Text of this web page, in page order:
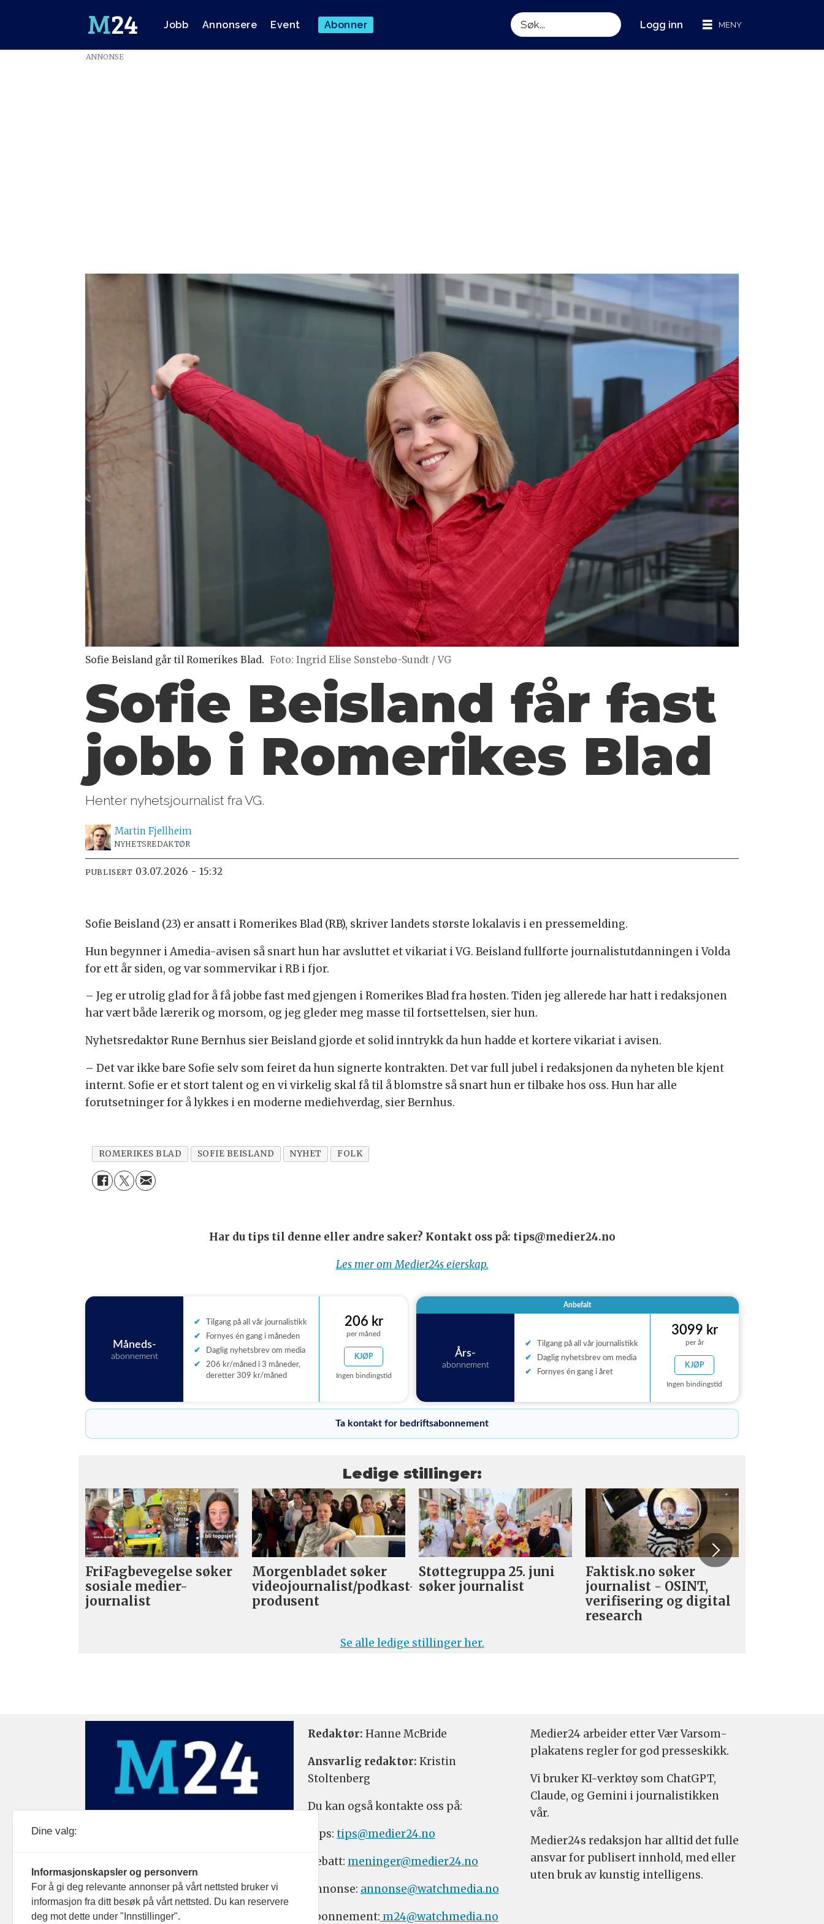
Jobb Annonsere Event Abonner
Søk
Logg inn
ANNONSE
Sofie Beisland går til Romerikes Blad. Foto: Ingrid Elise Sønstebø-Sundt / VG
Sofie Beisland får fast
jobb i Romerikes Blad
Henter nyhetsjournalist fra VG.
Martin Fjellheim
NYHETSREDAKTØR
PUBLISERT 03.07.2026 - 15:32
Sofie Beisland (23) er ansatt i Romerikes Blad (RB), skriver landets største lokalavis i en pressemelding.
Hun begynner i Amedia-avisen så snart hun har avsluttet et vikariat i VG. Beisland fullførte journalistutdanningen i Volda
for ett år siden, og var sommervikar i RB i fjor.
– Jeg er utrolig glad for å få jobbe fast med gjengen i Romerikes Blad fra høsten. Tiden jeg allerede har hatt i redaksjonen
har vært både lærerik og morsom, og jeg gleder meg masse til fortsettelsen, sier hun.
Nyhetsredaktør Rune Bernhus sier Beisland gjorde et solid inntrykk da hun hadde et kortere vikariat i avisen.
– Det var ikke bare Sofie selv som feiret da hun signerte kontrakten. Det var full jubel i redaksjonen da nyheten ble kjent
internt. Sofie er et stort talent og en vi virkelig skal få til å blomstre så snart hun er tilbake hos oss. Hun har alle
forutsetninger for å lykkes i en moderne mediehverdag, sier Bernhus.
ROMERIKES BLAD SOFIE BEISLAND NYHET FOLK
Har du tips til denne eller andre saker? Kontakt oss på: tips@medier24.no
Les mer om Medier24s eierskap.
Måneds-
abonnement
Tilgang på all vår journalistikk
Fornyes én gang i måneden
Daglig nyhetsbrev om media
206 kr/måned i 3 måneder,
deretter 309 kr/måned
206 kr
per måned
KJØP
Ingen bindingstid
Anbefalt
Års-
abonnement
Tilgang på all vår journalistikk
Daglig nyhetsbrev om media
Fornyes én gang i året
3099 kr
per år
KJØP
Ingen bindingstid
Ta kontakt for bedriftsabonnement
Ledige stillinger:
FriFagbevegelse søker
sosiale medier-
journalist
Morgenbladet søker
videojournalist/podkast-
produsent
Støttegruppa 25. juni
søker journalist
Faktisk.no søker
journalist - OSINT,
verifisering og digital
research­
Se alle ledige stillinger her.
Redaktør: Hanne McBride
Ansvarlig redaktør: Kristin
Stoltenberg
Du kan også kontakte oss på:
Tips: tips@medier24.no
Debatt: meninger@medier24.no
Annonse: annonse@watchmedia.no
Abonnement: m24@watchmedia.no
Medier24 arbeider etter Vær Varsom-
plakatens regler for god presseskikk.
Vi bruker KI-verktøy som ChatGPT,
Claude, og Gemini i journalistikken
vår.
Medier24s redaksjon har alltid det fulle
ansvar for publisert innhold, med eller
uten bruk av kunstig intelligens.
Dine valg:
Informasjonskapsler og personvern
For å gi deg relevante annonser på vårt nettsted bruker vi
informasjon fra ditt besøk på vårt nettsted. Du kan reservere
deg mot dette under "Innstillinger".